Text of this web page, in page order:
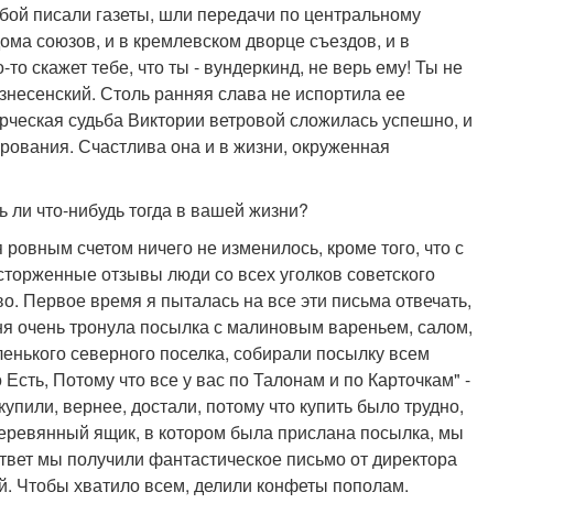
писали газеты, шли передачи по центральному
союзов, и в кремлевском дворце съездов, и в
скажет тебе, что ты - вундеркинд, не верь ему! Ты не
Столь ранняя слава не испортила ее
судьба Виктории ветровой сложилась успешно, и
Счастлива она и в жизни, окруженная
что-нибудь тогда в вашей жизни?
счетом ничего не изменилось, кроме того, что с
отзывы люди со всех уголков советского
Первое время я пыталась на все эти письма отвечать,
очень тронула посылка с малиновым вареньем, салом,
северного поселка, собирали посылку всем
Потому что все у вас по Талонам и по Карточкам" -
вернее, достали, потому что купить было трудно,
ящик, в котором была прислана посылка, мы
мы получили фантастическое письмо от директора
Чтобы хватило всем, делили конфеты пополам.